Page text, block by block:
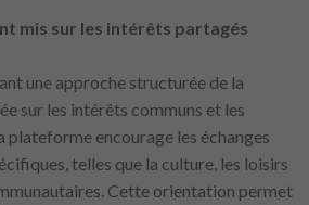
mis sur les intérêts partagés
une approche structurée de la
sur les intérêts communs et les
plateforme encourage les échanges
telles que la culture, les loisirs
Cette orientation permet